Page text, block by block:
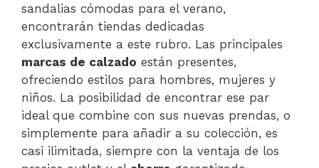
sandalias cómodas para el verano,
encontrarán tiendas dedicadas
exclusivamente a este rubro. Las principales
marcas de calzado están presentes,
ofreciendo estilos para hombres, mujeres y
niños. La posibilidad de encontrar ese par
ideal que combine con sus nuevas prendas, o
simplemente para añadir a su colección, es
casi ilimitada, siempre con la ventaja de los